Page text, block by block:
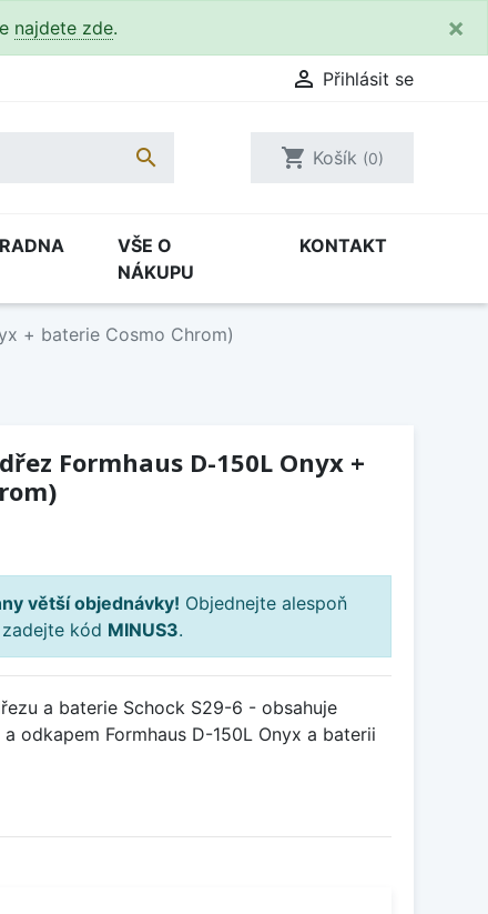
najdete zde. ×
 Přihlásit se
 shopping_cart Košík (0)
VŠE O
NÁKUPU
KONTAKT
+ baterie Cosmo Chrom)
Formhaus D-150L Onyx +
větší objednávky! Objednejte alespoň
kód MINUS3.
a baterie Schock S29-6 - obsahuje
odkapem Formhaus D-150L Onyx a baterii